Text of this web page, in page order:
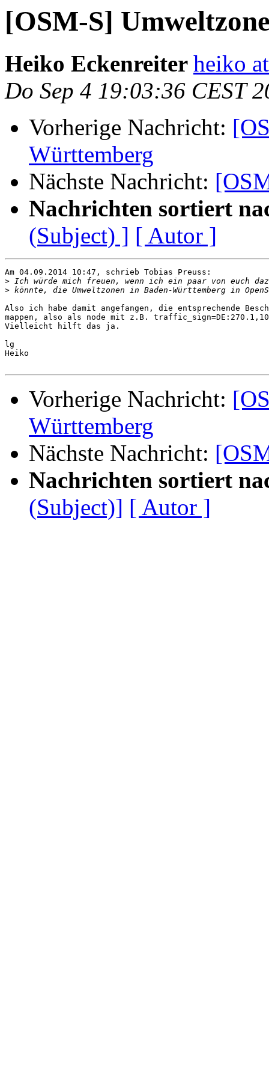
[OSM-S]
Heiko Eckenreiter heiko
Do Sep 4 19:03:36 CEST
Vorherige Nachricht:
Württemberg
Nächste Nachricht:
Nachrichten sortiert
(Subject) ] [ Autor ]
Am 04.09.2014 10:47, schrieb Tobias Preuss:
>
>
Also ich habe damit angefangen, die entsprechende
mappen, also als node mit z.B.
Vielleicht hilft das ja.
lg
Heiko
Vorherige Nachricht:
Württemberg
Nächste Nachricht:
Nachrichten sortiert
(Subject)] [ Autor ]